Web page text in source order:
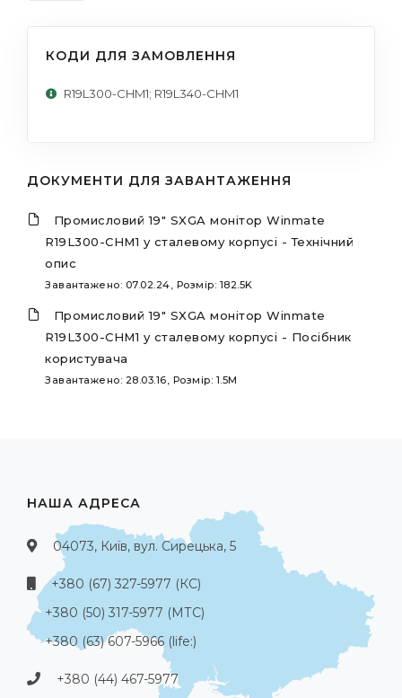
КОДИ ДЛЯ ЗАМОВЛЕННЯ
R19L300-CHM1; R19L340-CHM1
ДОКУМЕНТИ ДЛЯ ЗАВАНТАЖЕННЯ
Промисловий 19" SXGA монітор Winmate
R19L300-CHM1 у сталевому корпусі - Технічний
опис
Завантажено: 07.02.24, Розмір: 182.5K
Промисловий 19" SXGA монітор Winmate
R19L300-CHM1 у сталевому корпусі - Посібник
користувача
Завантажено: 28.03.16, Розмір: 1.5M
НАША АДРЕСА
04073, Київ, вул. Сирецька, 5
+380 (67) 327-5977 (КС)
+380 (50) 317-5977 (МТС)
+380 (63) 607-5966 (life:)
+380 (44) 467-5977